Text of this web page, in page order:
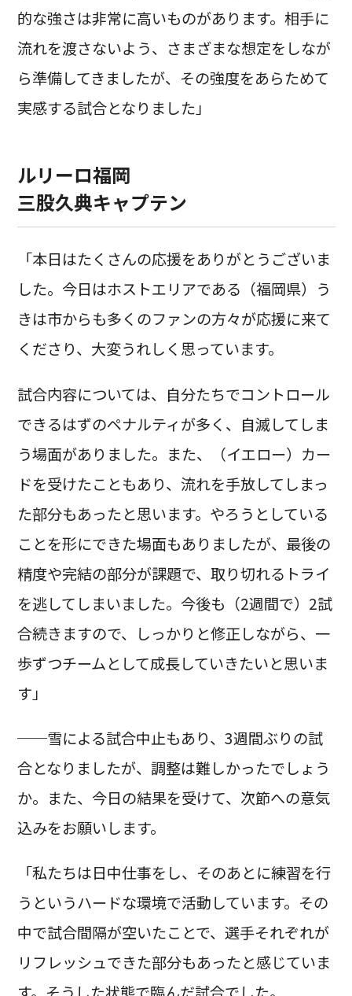
的な強さは非常に高いものがあります。相手に
流れを渡さないよう、さまざまな想定をしなが
ら準備してきましたが、その強度をあらためて
実感する試合となりました」
ルリーロ福岡
三股久典キャプテン
「本日はたくさんの応援をありがとうございま
した。今日はホストエリアである（福岡県）う
きは市からも多くのファンの方々が応援に来て
くださり、大変うれしく思っています。
試合内容については、自分たちでコントロール
できるはずのペナルティが多く、自滅してしま
う場面がありました。また、（イエロー）カー
ドを受けたこともあり、流れを手放してしまっ
た部分もあったと思います。やろうとしている
ことを形にできた場面もありましたが、最後の
精度や完結の部分が課題で、取り切れるトライ
を逃してしまいました。今後も（2週間で）2試
合続きますので、しっかりと修正しながら、一
歩ずつチームとして成長していきたいと思いま
す」
──雪による試合中止もあり、3週間ぶりの試
合となりましたが、調整は難しかったでしょう
か。また、今日の結果を受けて、次節への意気
込みをお願いします。
「私たちは日中仕事をし、そのあとに練習を行
うというハードな環境で活動しています。その
中で試合間隔が空いたことで、選手それぞれが
リフレッシュできた部分もあったと感じていま